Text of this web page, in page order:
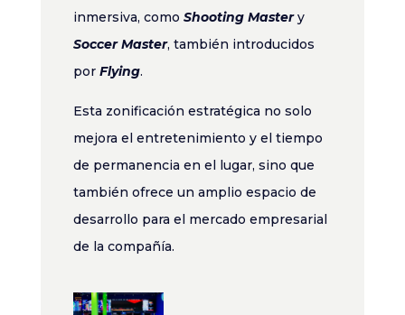
inmersiva, como Shooting Mastery
Soccer Master, también introducidos
por Flying.
Esta zonificación estratégica no solo
mejora el entretenimiento y el tiempo
de permanencia en el lugar, sino que
también ofrece un amplio espacio de
desarrollo para el mercado empresarial
de la compañía.